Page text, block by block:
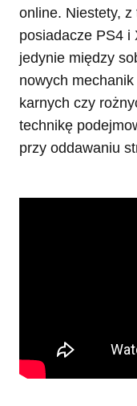
online. Niestety,
posiadacze PS4 i
jedynie między
nowych
karnych czy
technikę
przy oddawaniu